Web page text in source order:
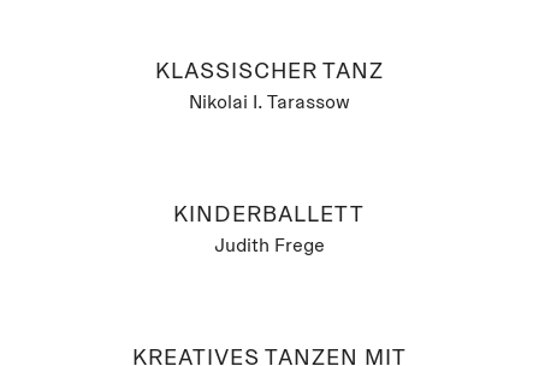
KLASSISCHER TANZ
Nikolai I. Tarassow
KINDERBALLETT
Judith Frege
KREATIVES TANZEN MIT